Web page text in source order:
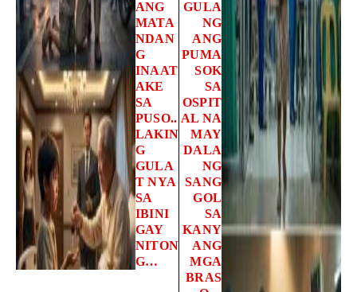
ANG
MATA
NDAN
G
INAAT
AKE
SA
PUSO..
LAKIN
G
GULA
T NYA
SA
IBINI
GAY
NITON
G…
GULA
NG
ANG
PUMA
SOK
SA
OSPIT
AL NA
MAY
DALA
NG
SANG
GOL
SA
KANY
ANG
MGA
BRAS